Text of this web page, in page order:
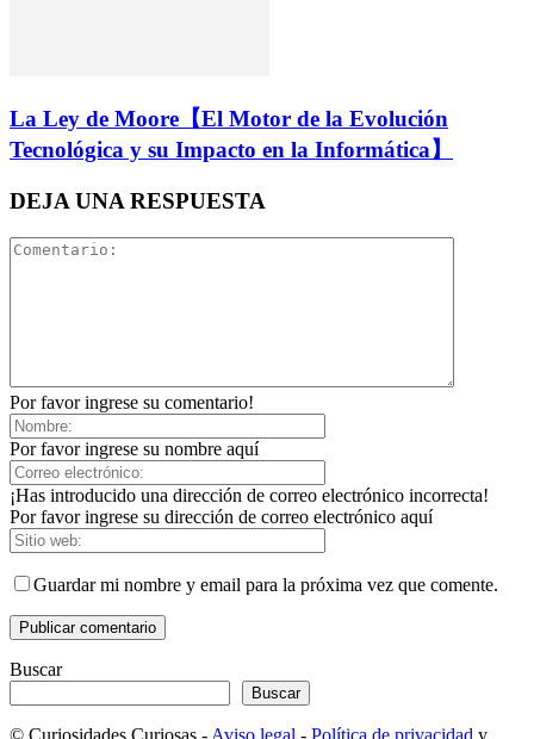
La Ley de Moore【El Motor de la Evolución
Tecnológica y su Impacto en la Informática】
DEJA UNA RESPUESTA
Por favor ingrese su comentario!
Por favor ingrese su nombre aquí
¡Has introducido una dirección de correo electrónico incorrecta!
Por favor ingrese su dirección de correo electrónico aquí
Guardar mi nombre y email para la próxima vez que comente.
Buscar
Buscar
© Curiosidades Curiosas - Aviso legal - Política de privacidad y